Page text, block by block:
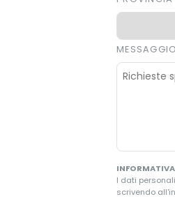
MESSAGGIO
I dati
scrivendo